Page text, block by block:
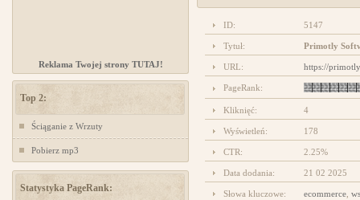
Reklama Twojej strony TUTAJ!
Top 2:
Ściąganie z Wrzuty
Pobierz mp3
Statystyka PageRank:
ID: 5147
Tytuł: Primotly
URL: https://
PageRank:
Kliknięć: 4
Wyświetleń: 178
CTR: 2.25%
Data dodania: 21 02 2025
Słowa kluczowe: ecommerce